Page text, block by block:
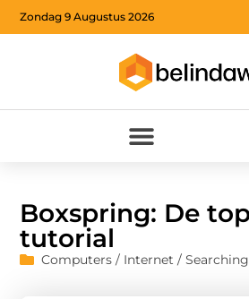
Zondag 9 Augustus 2026
Boxspring: De
tutorial
Computers / Internet / Searching